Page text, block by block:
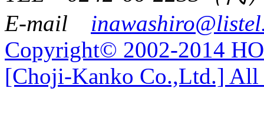
E-mail
Copyright© 2002-2014
[Choji-Kanko Co.,Ltd.] All